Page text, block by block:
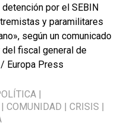
por el SEBIN
y paramilitares
según un comunicado
fiscal general de
Europa Press
COMUNIDAD CRISIS